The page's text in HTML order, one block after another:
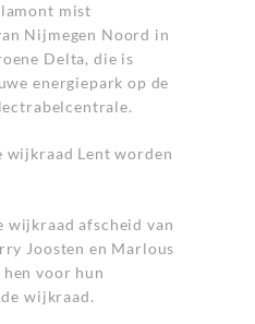
mist
Nijmegen Noord in
Delta, die is
energiepark op de
wijkraad Lent worden
wijkraad afscheid van
Joosten en Marlous
voor hun
wijkraad.